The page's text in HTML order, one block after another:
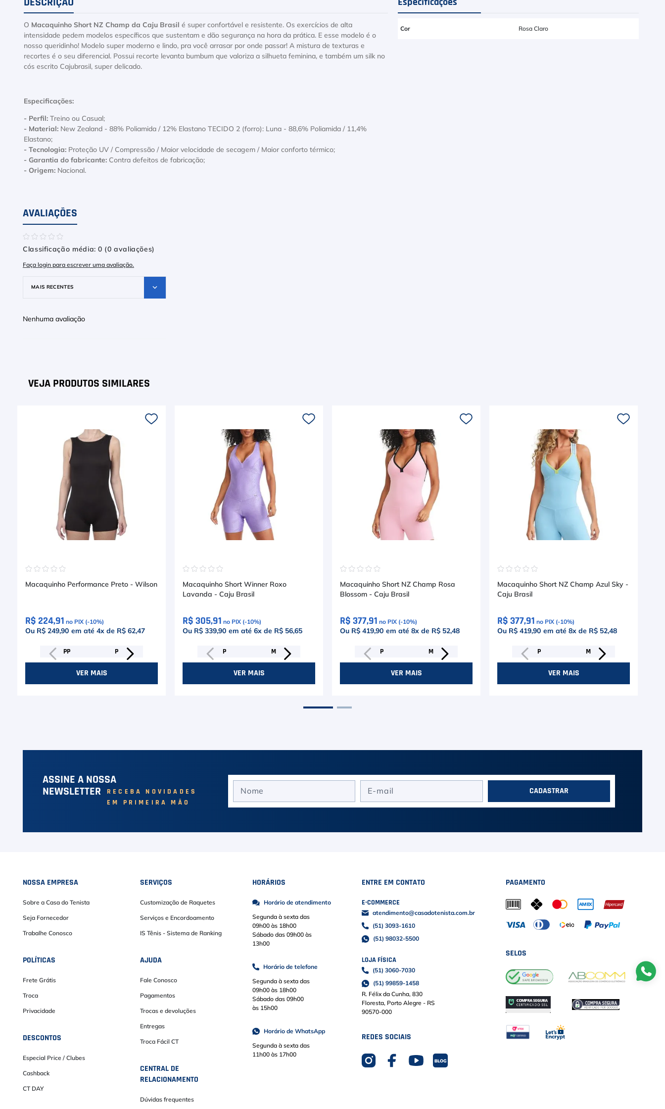
O Macaquinho Short NZ Champ da Caju Brasil é super confortável e resistente. Os exercícios de alta
intensidade pedem modelos específicos que sustentam e dão segurança na hora da prática. E esse modelo é o
nosso queridinho! Modelo super moderno e lindo, pra você arrasar por onde passar! A mistura de texturas e
recortes é o seu diferencial. Possui recorte levanta bumbum que valoriza a silhueta feminina, e também um silk no
cós escrito Cajubrasil, super delicado.
Especificações:
- Perfil: Treino ou Casual;
- Material: New Zealand - 88% Poliamida / 12% Elastano TECIDO 2 (forro): Luna - 88,6% Poliamida / 11,4%
Elastano;
- Tecnologia: Proteção UV / Compressão / Maior velocidade de secagem / Maior conforto térmico;
- Garantia do fabricante: Contra defeitos de fabricação;
- Origem: Nacional.
Especificações
Cor Rosa Claro
AVALIAÇÕES
☆☆☆☆☆
Classificação média: 0 (0 avaliações)
Faça login para escrever uma avaliação.
MAIS RECENTES
Nenhuma avaliação
☆☆☆☆☆
Macaquinho Performance Preto - Wilson
R$ 224,91 no PIX (-10%)
Ou R$ 249,90 em até 4x de R$ 62,47
PP P
VER MAIS
☆☆☆☆☆
Macaquinho Short Winner Roxo
Lavanda - Caju Brasil
R$ 305,91 no PIX (-10%)
Ou R$ 339,90 em até 6x de R$ 56,65
P M
VER MAIS
☆☆☆☆☆
Macaquinho Short NZ Champ Rosa
Blossom - Caju Brasil
R$ 377,91 no PIX (-10%)
Ou R$ 419,90 em até 8x de R$ 52,48
P M
VER MAIS
☆☆☆☆☆
Macaquinho Short NZ Champ Azul Sky -
Caju Brasil
R$ 377,91 no PIX (-10%)
Ou R$ 419,90 em até 8x de R$ 52,48
P M
VER MAIS
ASSINE A NOSSA
NEWSLETTER
RECEBA NOVIDADES
EM PRIMEIRA MÃO
CADASTRAR
NOSSA EMPRESA
Sobre a Casa do Tenista
Seja Fornecedor
Trabalhe Conosco
POLÍTICAS
Frete Grátis
Troca
Privacidade
DESCONTOS
Especial Price / Clubes
Cashback
CT DAY
SERVIÇOS
Customização de Raquetes
Serviços e Encordoamento
IS Tênis - Sistema de Ranking
AJUDA
Fale Conosco
Pagamentos
Trocas e devoluções
Entregas
Troca Fácil CT
CENTRAL DE
RELACIONAMENTO
Dúvidas frequentes
HORÁRIOS
Horário de atendimento
Segunda à sexta das
09h00 às 18h00
Sábado das 09h00 às
13h00
Horário de telefone
Segunda à sexta das
09h00 às 18h00
Sábado das 09h00
às 15h00
Horário de WhatsApp
Segunda à sexta das
11h00 às 17h00
ENTRE EM CONTATO
E-COMMERCE
atendimento@casadotenista.com.br
(51) 3093-1610
(51) 98032-5500
LOJA FÍSICA
(51) 3060-7030
(51) 99859-1458
R. Félix da Cunha, 830
Floresta, Porto Alegre - RS
90570-000
REDES SOCIAIS
PAGAMENTO
SELOS